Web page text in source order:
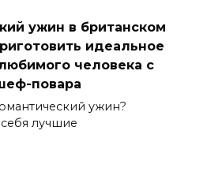
ужин в британском
идеальное
человека с
повара
ужин?
лучшие